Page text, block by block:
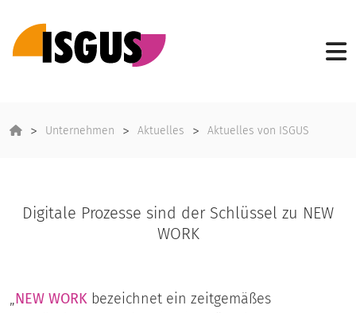
Unternehmen Aktuelles Aktuelles von ISGUS
Digitale Prozesse sind der Schlüssel zu NEW
WORK
„NEW WORK bezeichnet ein zeitgemäßes